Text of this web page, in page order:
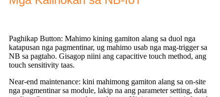
Paghikap Button: Mahimo kining gamiton alang sa duol nga
katapusan nga pagmentinar, ug mahimo usab nga mag-trigger sa
NB sa pagtaho. Gisagop niini ang capacitive touch method, ang
touch sensitivity taas.
Near-end maintenance: kini mahimong gamiton alang sa on-site
nga pagmentinar sa module, lakip na ang parameter setting, data